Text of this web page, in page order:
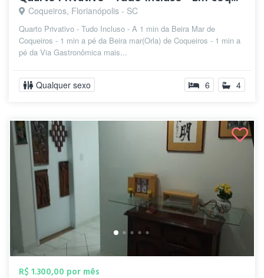
Coqueiros, Florianópolis - SC
Quarto Privativo - Tudo Incluso - A 1 min da Beira Mar de
Coqueiros - 1 min a pé da Beira mar(Orla) de Coqueiros - 1 min a
pé da Via Gastronômica mais...
Qualquer sexo 6 4
R$ 1.300,00 por mês